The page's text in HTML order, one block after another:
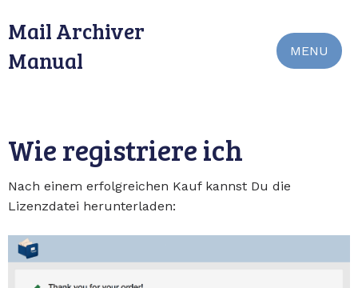
Mail Archiver
Manual
MENU
Wie registriere ich
Nach einem erfolgreichen Kauf kannst Du die
Lizenzdatei herunterladen: